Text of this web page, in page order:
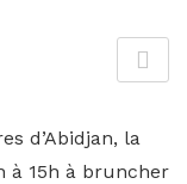
d’Abidjan, la
à 15h à bruncher